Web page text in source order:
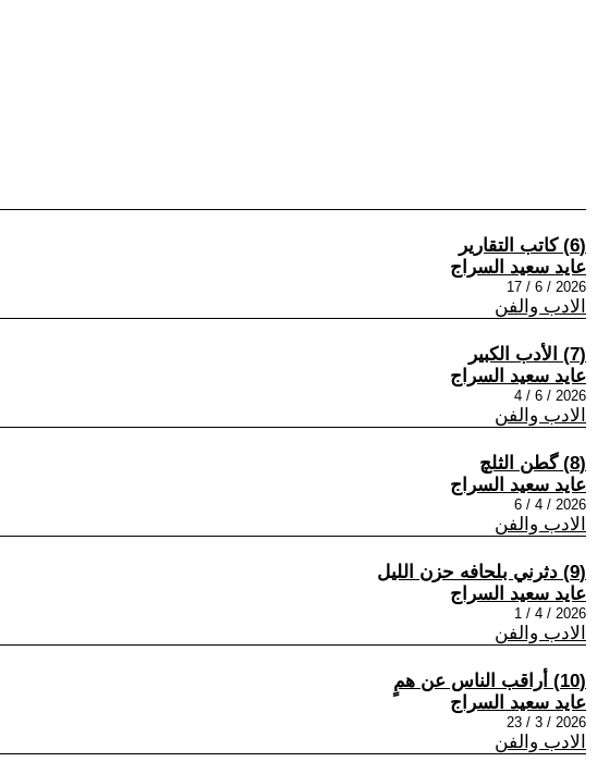
(6) كاتب التقارير
عايد سعيد السراج
2026 / 6 / 17
الادب والفن
(7) الأدب الكبير
عايد سعيد السراج
2026 / 6 / 4
الادب والفن
(8) گطن الثلچ
عايد سعيد السراج
2026 / 4 / 6
الادب والفن
(9) دثرني بلحافه حزن الليل
عايد سعيد السراج
2026 / 4 / 1
الادب والفن
(10) أراقب الناس عن همٍ
عايد سعيد السراج
2026 / 3 / 23
الادب والفن